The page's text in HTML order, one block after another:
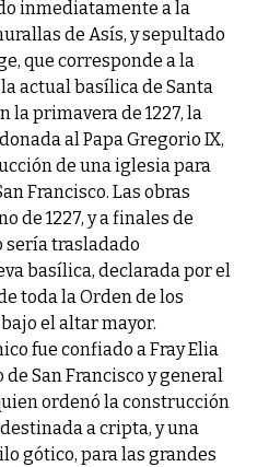
inmediatamente a la
de Asís, y sepultado
que corresponde a la
actual basílica de Santa
la primavera de 1227, la
al Papa Gregorio IX,
de una iglesia para
Francisco. Las obras
de 1227, y a finales de
sería trasladado
basílica, declarada por el
toda la Orden de los
el altar mayor.
fue confiado a Fray Elia
San Francisco y general
ordenó la construcción
a cripta, y una
gótico, para las grandes